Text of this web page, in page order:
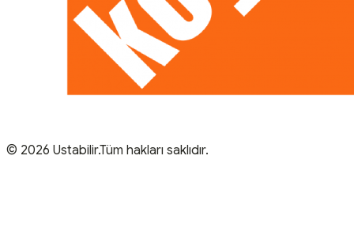
© 2026 Ustabilir.Tüm hakları saklıdır.